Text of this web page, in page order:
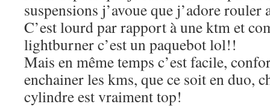
suspensions j’avoue que j’adore rouler
C’est lourd par rapport à une ktm et
lightburner c’est un paquebot lol!!
Mais en même temps c’est facile,
enchainer les kms, que ce soit en duo,
cylindre est vraiment top!